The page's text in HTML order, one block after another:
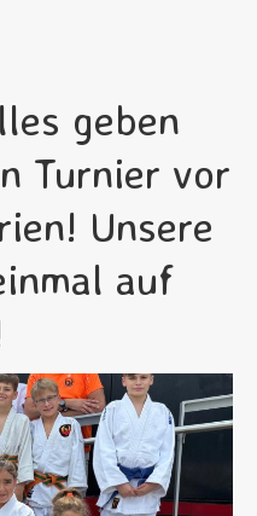
geben
Turnier vor
Unsere
auf